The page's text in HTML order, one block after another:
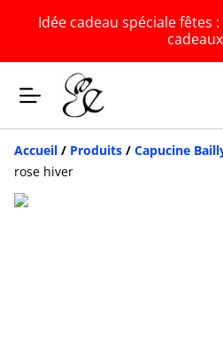
Idée cadeau spéciale fêtes
Accueil / Produits / Capucine
rose hiver